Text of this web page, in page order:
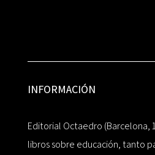
INFORMACIÓN
Editorial Octaedro (Barcelona,
libros sobre educación, tanto